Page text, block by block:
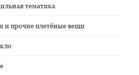
тематика
и прочие плетёные вещи